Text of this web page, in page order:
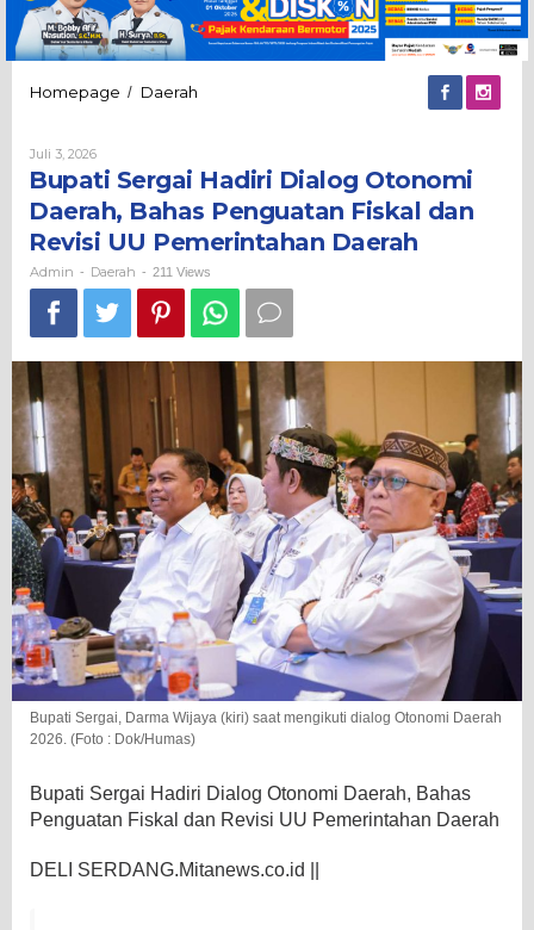
Homepage / Daerah
Otonomi
Bahas
Penguatan
dan
Revisi
UU
Daerah
Juli 3, 2026Oleh
Admin
Bupati Sergai Hadiri Dialog Otonomi
Daerah, Bahas Penguatan Fiskal dan
Revisi UU Pemerintahan Daerah
Admin - Daerah - 211 Views
Bupati Sergai, Darma Wijaya (kiri) saat mengikuti dialog Otonomi Daerah
2026. (Foto : Dok/Humas)
Bupati Sergai Hadiri Dialog Otonomi Daerah, Bahas
Penguatan Fiskal dan Revisi UU Pemerintahan Daerah
DELI SERDANG.Mitanews.co.id ||